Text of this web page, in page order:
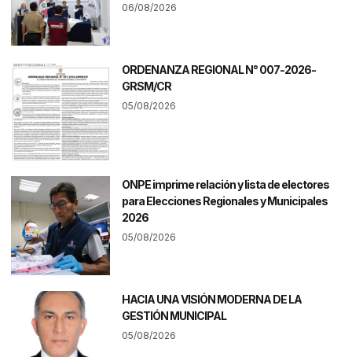
06/08/2026
ORDENANZA REGIONAL N° 007-2026-
GRSM/CR
05/08/2026
ONPE imprime relación y lista de electores
para Elecciones Regionales y Municipales
2026
05/08/2026
HACIA UNA VISIÓN MODERNA DE LA
GESTIÓN MUNICIPAL
05/08/2026